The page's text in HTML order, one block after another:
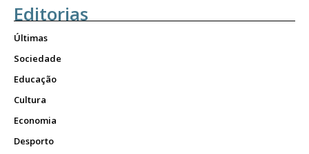
Editorias
Últimas
Sociedade
Educação
Cultura
Economia
Desporto